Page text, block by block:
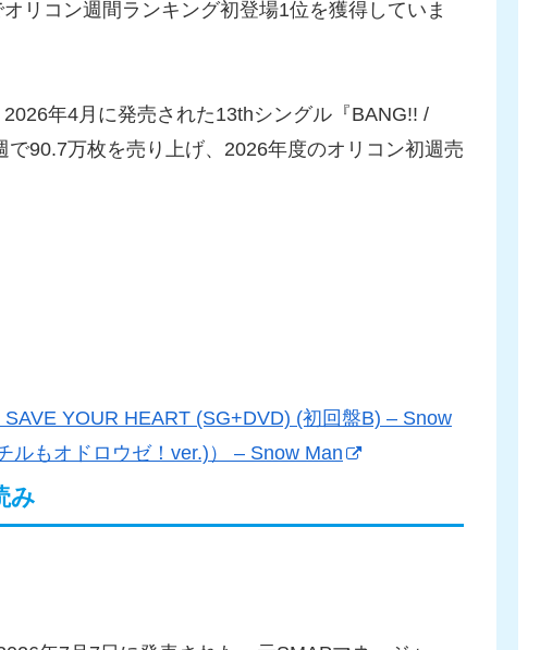
リコン週間ランキング初登場1位を獲得していま
年4月に発売された13thシングル『BANG!! /
90.7万枚を売り上げ、2026年度のオリコン初週売
YOUR HEART (SG+DVD) (初回盤B) – Snow
ルもオドロウゼ！ver.)） – Snow Man
み